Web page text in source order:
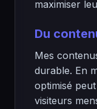
maximiser
Du
Mes
durable. En
optimisé
visiteurs